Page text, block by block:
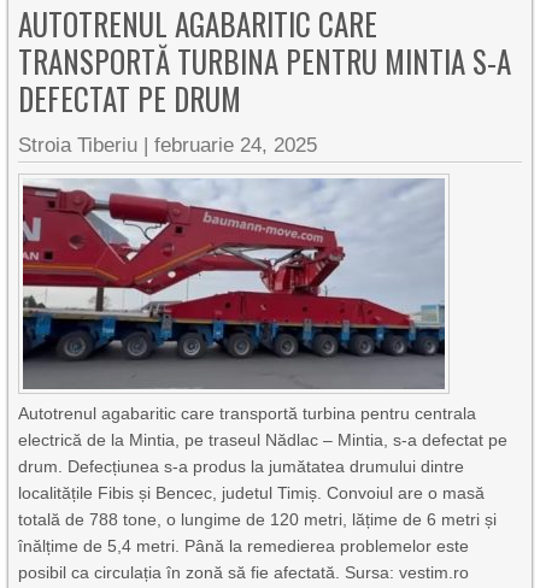
AUTOTRENUL AGABARITIC CARE
TRANSPORTĂ TURBINA PENTRU MINTIA S-A
DEFECTAT PE DRUM
Stroia Tiberiu |februarie 24, 2025
Autotrenul agabaritic care transportă turbina pentru centrala
electrică de la Mintia, pe traseul Nădlac – Mintia, s-a defectat pe
drum. Defecțiunea s-a produs la jumătatea drumului dintre
localitățile Fibis și Bencec, judetul Timiș. Convoiul are o masă
totală de 788 tone, o lungime de 120 metri, lățime de 6 metri și
înălțime de 5,4 metri. Până la remedierea problemelor este
posibil ca circulația în zonă să fie afectată. Sursa: vestim.ro